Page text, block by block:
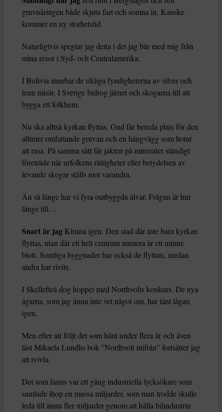
gruvnäringen både skjuta fart och somna in. Kanske
kommer en ny storhetstid.
Naturligtvis speglar jag detta i det jag bär med mig från
mina resor i Syd- och Centralamerika.
I Bolivia innebar de rikliga fyndigheterna av silver och
tenn misär. I Sverige bidrog järnet och skogarna till att
bygga ett folkhem.
Nu ska alltså kyrkan flyttas. Gud får bereda plats för den
alltmer omfattande gruvan och en hängvägg som hotar
att rasa. På samma sätt får jakten på mineraler ständigt
företräde när urfolkens rättigheter eller betydelsen av
levande skogar ställs mot varandra.
Än så länge har vi fyra outbyggda älvar. Frågan är hur
länge till…
Snart är jag Kiruna igen. Den stad där inte bara kyrkan
flyttas, utan där ett helt centrum numera är ett minne
blott. Somliga byggnader har också de flyttats, medan
andra har rivits.
I Skellefteå dog hoppet med Northvolts konkurs. De nya
ägarna, som jag ännu inte vet något om, har tänt lågan
igen.
Men efter att följt det som hänt under flera år och även
läst Mikaela Lundhs bok ”Northvolt inifrån” fortsätter jag
att tvivla.
Det som fanns var ett gäng industriella lycksökare som
samlade ihop en massa miljarder, som man trodde skulle
leda till ännu fler miljarder genom att hålla bilindustrin